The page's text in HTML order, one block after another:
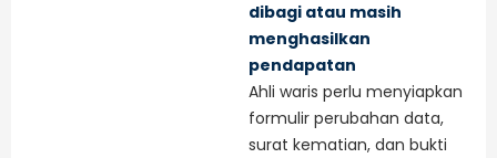
dibagi atau masih
menghasilkan
pendapatan
Ahli waris perlu menyiapkan
formulir perubahan data,
surat kematian, dan bukti